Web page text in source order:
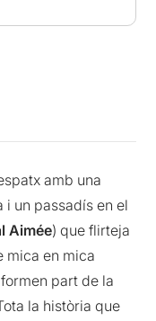
amb una
i un passadís en el
Aimée) que flirteja
mica en mica
part de la
la història que